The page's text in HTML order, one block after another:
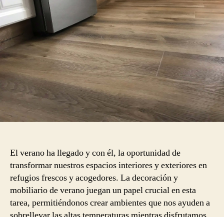
El verano ha llegado y con él, la oportunidad de
transformar nuestros espacios interiores y exteriores en
refugios frescos y acogedores. La decoración y
mobiliario de verano juegan un papel crucial en esta
tarea, permitiéndonos crear ambientes que nos ayuden a